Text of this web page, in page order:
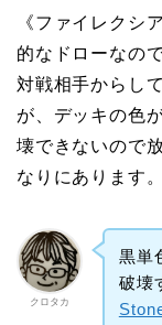
《ファイレクシ
的なドローなの
対戦相手からし
が、デッキの色
壊できないので
なりにあります。
クロタカ
黒単
破壊